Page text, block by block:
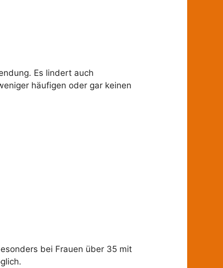
Es lindert auch
häufigen oder gar keinen
bei Frauen über 35 mit